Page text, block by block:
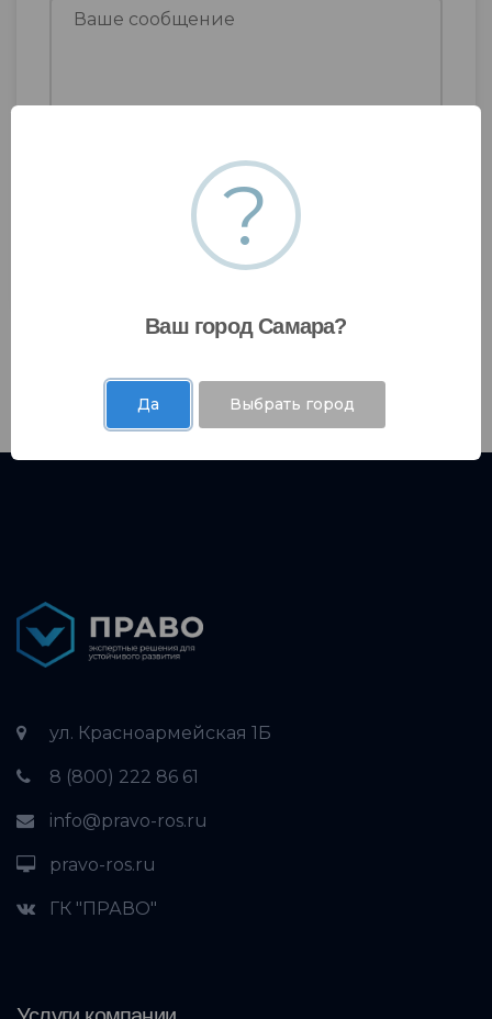
Я даю согласие наобработку моих
персональных данных
ул. Красноармейская 1Б
8 (800) 222 86 61
info@pravo-ros.ru
pravo-ros.ru
ГК "ПРАВО"
?
Ваш город Самара?
Да Выбрать город